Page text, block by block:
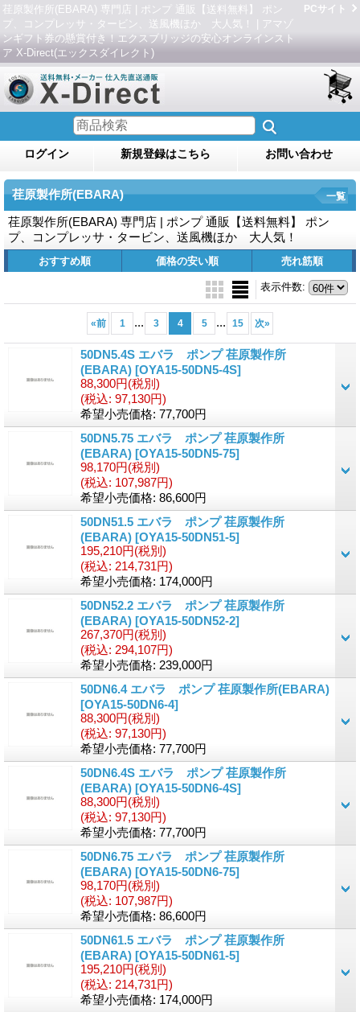
荏原製作所(EBARA) 専門店 | ポンプ 通販【送料無料】 ポン
プ、コンプレッサ・タービン、送風機ほか 大人気！ | アマゾ
ンギフト券の懸賞付き！エクスブリッジの安心オンラインスト
ア X-Direct(エックスダイレクト)
PCサイト
ログイン 新規登録はこちら お問い合わせ
荏原製作所(EBARA)
荏原製作所(EBARA) 専門店 | ポンプ 通販【送料無料】 ポン
プ、コンプレッサ・タービン、送風機ほか 大人気！
一覧
おすすめ順 価格の安い順 売れ筋順
表示件数:
«前 1 ... 3 4 5 ... 15 次»
50DN5.4S エバラ ポンプ 荏原製作所
(EBARA) [OYA15-50DN5-4S]
88,300円(税別)
(税込: 97,130円)
希望小売価格: 77,700円
50DN5.75 エバラ ポンプ 荏原製作所
(EBARA) [OYA15-50DN5-75]
98,170円(税別)
(税込: 107,987円)
希望小売価格: 86,600円
50DN51.5 エバラ ポンプ 荏原製作所
(EBARA) [OYA15-50DN51-5]
195,210円(税別)
(税込: 214,731円)
希望小売価格: 174,000円
50DN52.2 エバラ ポンプ 荏原製作所
(EBARA) [OYA15-50DN52-2]
267,370円(税別)
(税込: 294,107円)
希望小売価格: 239,000円
50DN6.4 エバラ ポンプ 荏原製作所(EBARA)
[OYA15-50DN6-4]
88,300円(税別)
(税込: 97,130円)
希望小売価格: 77,700円
50DN6.4S エバラ ポンプ 荏原製作所
(EBARA) [OYA15-50DN6-4S]
88,300円(税別)
(税込: 97,130円)
希望小売価格: 77,700円
50DN6.75 エバラ ポンプ 荏原製作所
(EBARA) [OYA15-50DN6-75]
98,170円(税別)
(税込: 107,987円)
希望小売価格: 86,600円
50DN61.5 エバラ ポンプ 荏原製作所
(EBARA) [OYA15-50DN61-5]
195,210円(税別)
(税込: 214,731円)
希望小売価格: 174,000円